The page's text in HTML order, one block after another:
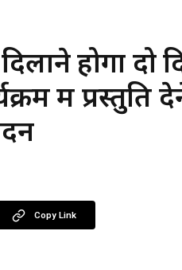
होगा दो
में प्रस्तुति
Copy Link